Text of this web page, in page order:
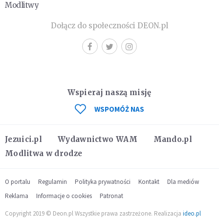
Modlitwy
Dołącz do społeczności DEON.pl
Jezuici.pl Wydawnictwo WAM
Mando.pl
Modlitwa w drodze
Wspieraj naszą misję
WSPOMÓŻ NAS
O portalu Regulamin Polityka prywatności Kontakt
Dla mediów
Reklama
Informacje o cookies Patronat
Copyright 2019 © Deon.pl Wszystkie prawa zastrzeżone. Realizacja ideo.pl